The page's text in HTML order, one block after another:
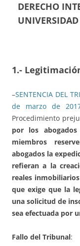
DERECHO
1.-
–SENTENCIA DEL
de marzo de
Procedimiento
por los
miembros
abogados la
refieran a la
reales inmobiliarios
que exige que la
una solicitud de
sea efectuada por
Fallo del Tribunal: